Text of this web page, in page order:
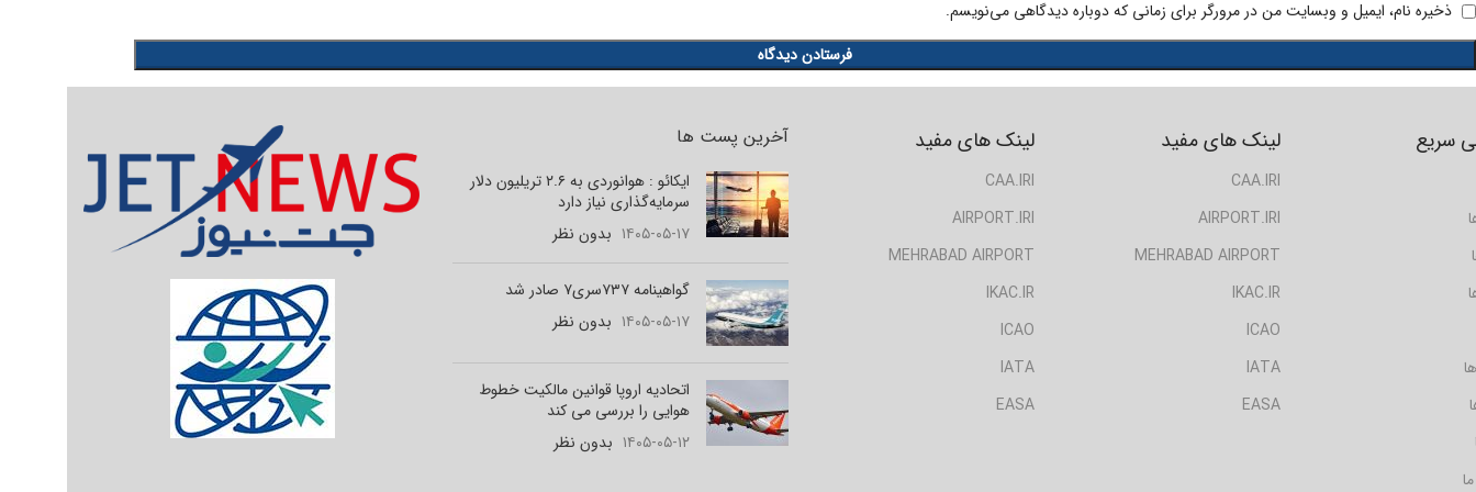
ذخیره نام، ایمیل و وبسایت من در مرورگر برای زمانی که دوباره دیدگاهی می‌نویسم.
آخرین پست ها
ایکائو : هوانوردی به ۲.۶ تریلیون دلار
سرمایه‌گذاری نیاز دارد
۱۴۰۵-۰۵-۱۷ بدون نظر
گواهینامه ۷۳۷سری۷ صادر شد
۱۴۰۵-۰۵-۱۷ بدون نظر
اتحادیه اروپا قوانین مالکیت خطوط
هوایی را بررسی می کند
۱۴۰۵-۰۵-۱۲ بدون نظر
لینک های مفید
CAA.IRI
AIRPORT.IRI
MEHRABAD AIRPORT
IKAC.IR
ICAO
IATA
EASA
لینک های مفید
CAA.IRI
AIRPORT.IRI
MEHRABAD AIRPORT
IKAC.IR
ICAO
IATA
EASA
سریع